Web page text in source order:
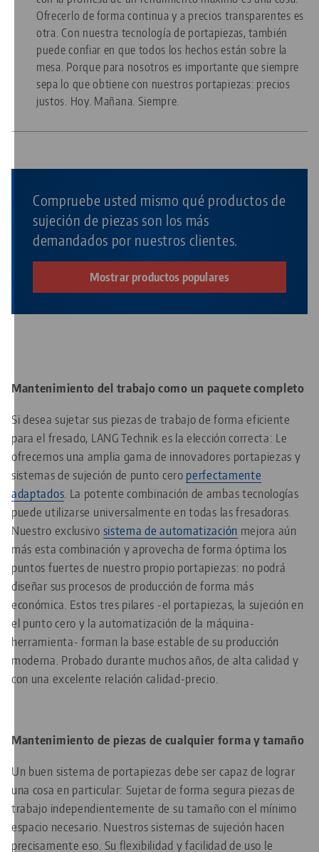
Ofrecerlo de forma continua y a precios transparentes es
otra. Con nuestra tecnología de portapiezas, también
puede confiar en que todos los hechos están sobre la
mesa. Porque para nosotros es importante que siempre
sepa lo que obtiene con nuestros portapiezas: precios
justos. Hoy. Mañana. Siempre.
Compruebe usted mismo qué productos de
sujeción de piezas son los más
demandados por nuestros clientes.
Mostrar productos populares
Mantenimiento del trabajo como un paquete completo
Si desea sujetar sus piezas de trabajo de forma eficiente
para el fresado, LANG Technik es la elección correcta: Le
ofrecemos una amplia gama de innovadores portapiezas y
sistemas de sujeción de punto cero perfectamente
adaptados . La potente combinación de ambas tecnologías
puede utilizarse universalmente en todas las fresadoras.
Nuestro exclusivo sistema de automatización mejora aún
más esta combinación y aprovecha de forma óptima los
puntos fuertes de nuestro propio portapiezas: no podrá
diseñar sus procesos de producción de forma más
económica. Estos tres pilares -el portapiezas, la sujeción en
el punto cero y la automatización de la máquina-
herramienta- forman la base estable de su producción
moderna. Probado durante muchos años, de alta calidad y
con una excelente relación calidad-precio.
Mantenimiento de piezas de cualquier forma y tamaño
Un buen sistema de portapiezas debe ser capaz de lograr
una cosa en particular: Sujetar de forma segura piezas de
trabajo independientemente de su tamaño con el mínimo
espacio necesario. Nuestros sistemas de sujeción hacen
precisamente eso. Su flexibilidad y facilidad de uso le